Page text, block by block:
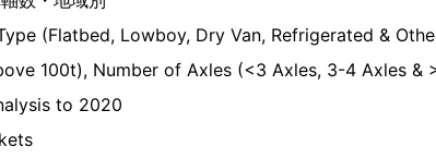
(Flatbed, Lowboy, Dry Van, Refrigerated &
100t), Number of Axles (<3 Axles, 3-4 Axles &
to 2020